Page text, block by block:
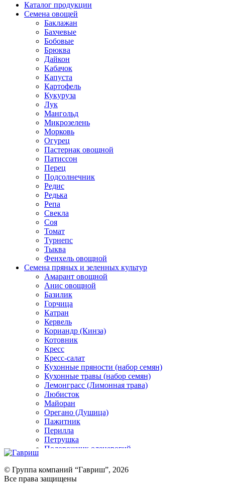
Каталог продукции
Семена овощей
Баклажан
Бахчевые
Бобовые
Брюква
Дайкон
Кабачок
Капуста
Картофель
Кукуруза
Лук
Мангольд
Микрозелень
Морковь
Огурец
Пастернак овощной
Патиссон
Перец
Подсолнечник
Редис
Редька
Репа
Свекла
Соя
Томат
Турнепс
Тыква
Фенхель овощной
Семена пряных и зеленных культур
Амарант овощной
Анис овощной
Базилик
Горчица
Катран
Кервель
Кориандр (Кинза)
Котовник
Кресс
Кресс-салат
Кухонные пряности (набор семян)
Кухонные травы (набор семян)
Лемонграсс (Лимонная трава)
Любисток
Майоран
Орегано (Душица)
Пажитник
Перилла
Петрушка
Подорожник оленерогий
Ревень
Рукола
Рута
© Группа компаний “Гавриш”, 2026
Все права защищены